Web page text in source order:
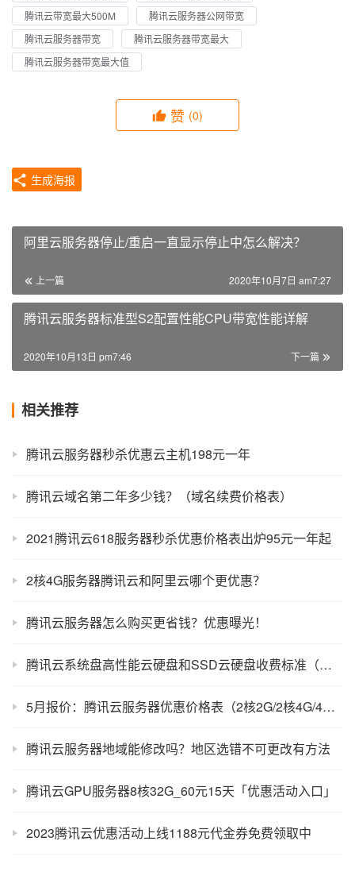
腾讯云带宽最大500M
腾讯云服务器公网带宽
腾讯云服务器带宽
腾讯云服务器带宽最大
腾讯云服务器带宽最大值
赞 (0)
生成海报
阿里云服务器停止/重启一直显示停止中怎么解决？
上一篇 2020年10月7日 am7:27
腾讯云服务器标准型S2配置性能CPU带宽性能详解
下一篇
2020年10月13日 pm7:46
相关推荐
腾讯云服务器秒杀优惠云主机198元一年
腾讯云域名第二年多少钱？（域名续费价格表）
2021腾讯云618服务器秒杀优惠价格表出炉95元一年起
2核4G服务器腾讯云和阿里云哪个更优惠？
腾讯云服务器怎么购买更省钱？优惠曝光！
腾讯云系统盘高性能云硬盘和SSD云硬盘收费标准（价格表）
5月报价：腾讯云服务器优惠价格表（2核2G/2核4G/4核8G/8核16G）
腾讯云服务器地域能修改吗？地区选错不可更改有方法
腾讯云GPU服务器8核32G_60元15天「优惠活动入口」
2023腾讯云优惠活动上线1188元代金券免费领取中